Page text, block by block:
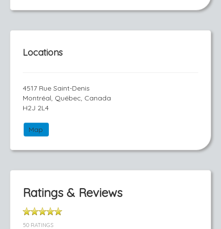
Locations
4517 Rue Saint-Denis
Montréal, Québec, Canada
H2J 2L4
Map
Ratings & Reviews
50 RATINGS